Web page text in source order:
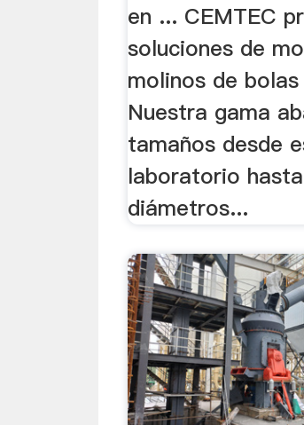
en ... CEMTEC
soluciones de
molinos de
Nuestra gama
tamaños desde
laboratorio hasta
diámetros...